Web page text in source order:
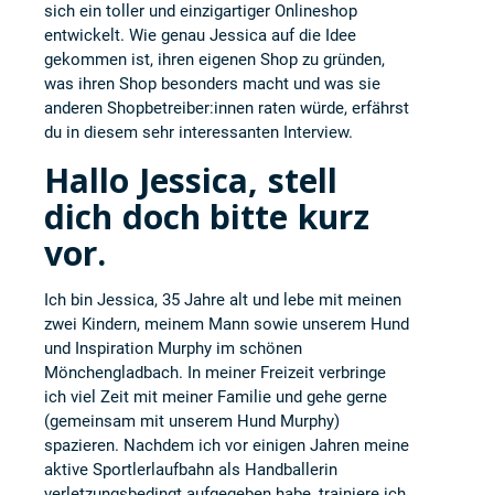
sich ein toller und einzigartiger Onlineshop
entwickelt. Wie genau Jessica auf die Idee
gekommen ist, ihren eigenen Shop zu gründen,
was ihren Shop besonders macht und was sie
anderen Shopbetreiber:innen raten würde, erfährst
du in diesem sehr interessanten Interview.
Hallo Jessica, stell
dich doch bitte kurz
vor.
Ich bin Jessica, 35 Jahre alt und lebe mit meinen
zwei Kindern, meinem Mann sowie unserem Hund
und Inspiration Murphy im schönen
Mönchengladbach. In meiner Freizeit verbringe
ich viel Zeit mit meiner Familie und gehe gerne
(gemeinsam mit unserem Hund Murphy)
spazieren. Nachdem ich vor einigen Jahren meine
aktive Sportlerlaufbahn als Handballerin